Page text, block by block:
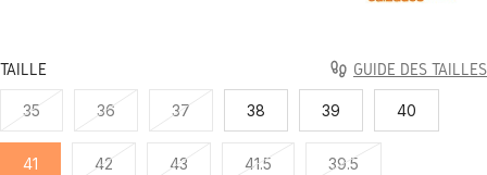
TAILLE GUIDE DES TAILLES
35 36 37 38 39 40
41 42 43 41.5 39.5